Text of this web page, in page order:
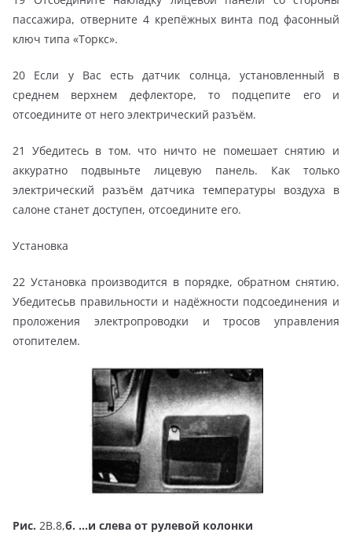
пассажира, отверните 4 крепёжных винта под фасонный
ключ типа «Торкс».
20 Если у Вас есть датчик солнца, установленный в
среднем верхнем дефлекторе, то подцепите его и
отсоедините от него электрический разъём.
21 Убедитесь в том. что ничто не помешает снятию и
аккуратно подвыньте лицевую панель. Как только
электрический разъём датчика температуры воздуха в
салоне станет доступен, отсоедините его.
Установка
22 Установка производится в порядке, обратном снятию.
Убедитесьв правильности и надёжности подсоединения и
проложения электропроводки и тросов управления
отопителем.
Рис. 2В.8,б. …и слева от рулевой колонки